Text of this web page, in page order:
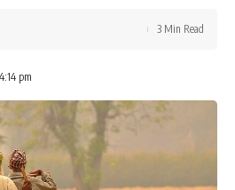
pm
3 Min Read